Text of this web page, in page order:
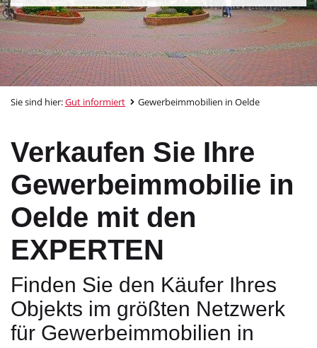
Sie sind hier:Gut informiert Gewerbeimmobilien in Oelde
Verkaufen Sie Ihre
Gewerbeimmobilie in
Oelde mit den
EXPERTEN
Finden Sie den Käufer Ihres
Objekts im größten Netzwerk
für Gewerbeimmobilien in